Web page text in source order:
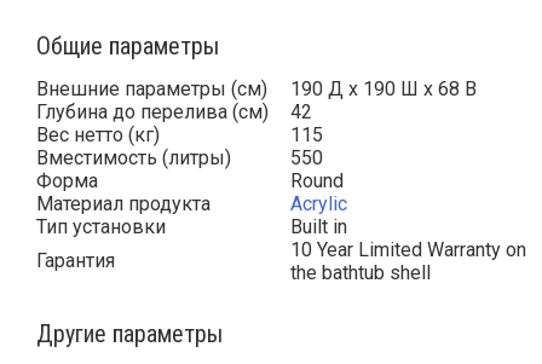
Общие параметры
Внешние параметры (см)
190 Д x 190 Ш x 68 В
Глубина до перелива (см)
42
Вес нетто (кг)
115
Вместимость (литры)
550
Форма
Round
Материал продукта
Acrylic
Тип установки
Built in
Гарантия
10 Year Limited Warranty on
the bathtub shell
Другие параметры